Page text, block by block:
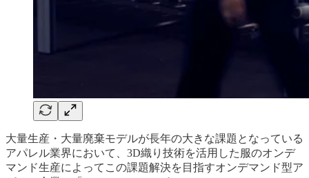
大量生産・大量廃棄モデルが長年の大きな課題となっている
アパレル業界において、3D織り技術を活用した服のオンデ
マンド生産によってこの課題解決を目指すオンデマンド型ア